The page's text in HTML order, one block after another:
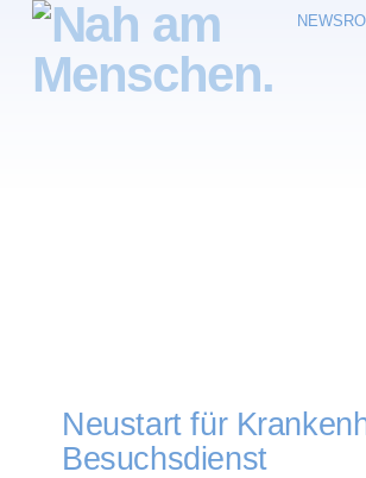
Neustart für
Besuchsdienst